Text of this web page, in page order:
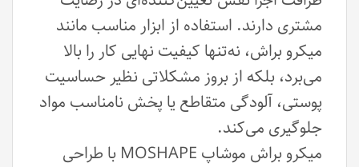
مشتری دارند. استفاده از ابزار مناسب مانند
میکرو براش، نه‌تنها کیفیت نهایی کار را بالا
می‌برد، بلکه از بروز مشکلاتی نظیر حساسیت
پوستی، آلودگی متقاطع یا پخش نامناسب مواد
جلوگیری می‌کند.
میکرو براش موشاپ MOSHAPE با طراحی